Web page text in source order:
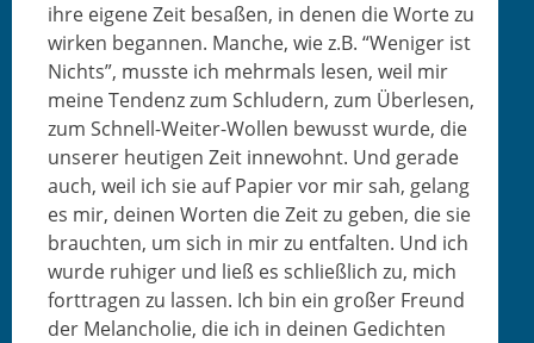
ihre eigene Zeit besaßen, in denen die Worte zu
wirken began­nen. Manche, wie z.B. “Weniger ist
Nichts”, musste ich mehrmals lesen, weil mir
meine Ten­denz zum Schlud­ern, zum Über­lesen,
zum Schnell-Weit­er-Wollen bewusst wurde, die
unser­er heuti­gen Zeit innewohnt. Und ger­ade
auch, weil ich sie auf Papi­er vor mir sah, gelang
es mir, deinen Worten die Zeit zu geben, die sie
braucht­en, um sich in mir zu ent­fal­ten. Und ich
wurde ruhiger und ließ es schließlich zu, mich
fort­tra­gen zu lassen. Ich bin ein großer Fre­und
der Melan­cholie, die ich in deinen Gedicht­en